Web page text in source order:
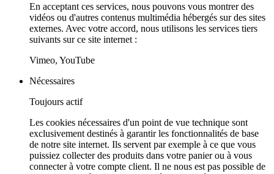
En acceptant ces services, nous pouvons vous montrer des
vidéos ou d'autres contenus multimédia hébergés sur des sites
externes. Avec votre accord, nous utilisons les services tiers
suivants sur ce site internet :
Vimeo, YouTube
Nécessaires
Toujours actif
Les cookies nécessaires d'un point de vue technique sont
exclusivement destinés à garantir les fonctionnalités de base
de notre site internet. Ils servent par exemple à ce que vous
puissiez collecter des produits dans votre panier ou à vous
connecter à votre compte client. Il ne nous est pas possible de